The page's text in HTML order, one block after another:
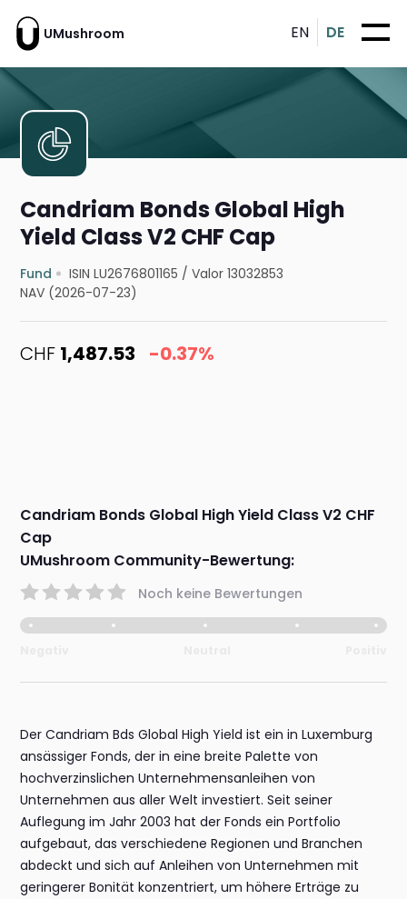
UMushroom EN DE
Candriam Bonds Global High
Yield Class V2 CHF Cap
Fund ISIN LU2676801165 /Valor 13032853
NAV (2026-07-23)
CHF 1,487.53 -0.37%
Candriam Bonds Global High Yield Class V2 CHF
Cap
UMushroom Community-Bewertung:
Noch keine Bewertungen
Der Candriam Bds Global High Yield ist ein in Luxemburg
ansässiger Fonds, der in eine breite Palette von
hochverzinslichen Unternehmensanleihen von
Unternehmen aus aller Welt investiert. Seit seiner
Auflegung im Jahr 2003 hat der Fonds ein Portfolio
aufgebaut, das verschiedene Regionen und Branchen
abdeckt und sich auf Anleihen von Unternehmen mit
geringerer Bonität konzentriert, um höhere Erträge zu